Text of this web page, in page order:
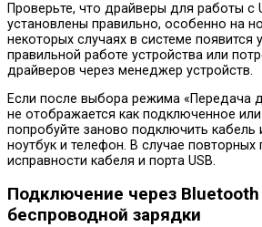
Проверьте, что драйверы для работы с
установлены правильно, особенно на
некоторых случаях в системе появится
правильной работе устройства или
драйверов через менеджер устройств.
Если после выбора режима «Передача
не отображается как подключенное
попробуйте заново подключить кабель
ноутбук и телефон. В случае
исправности кабеля и порта USB.
Подключение через
беспроводной зарядки